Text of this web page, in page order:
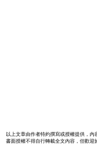
以上文章由作者特約撰寫或授權提供，
書面授權不得自行轉載全文內容，但歡迎